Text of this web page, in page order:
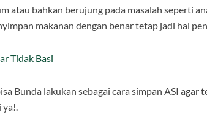
atau bahkan berujung pada masalah seperti
makanan dengan benar tetap jadi hal
Tidak Basi
Bunda lakukan sebagai cara simpan ASI agar
ya!.